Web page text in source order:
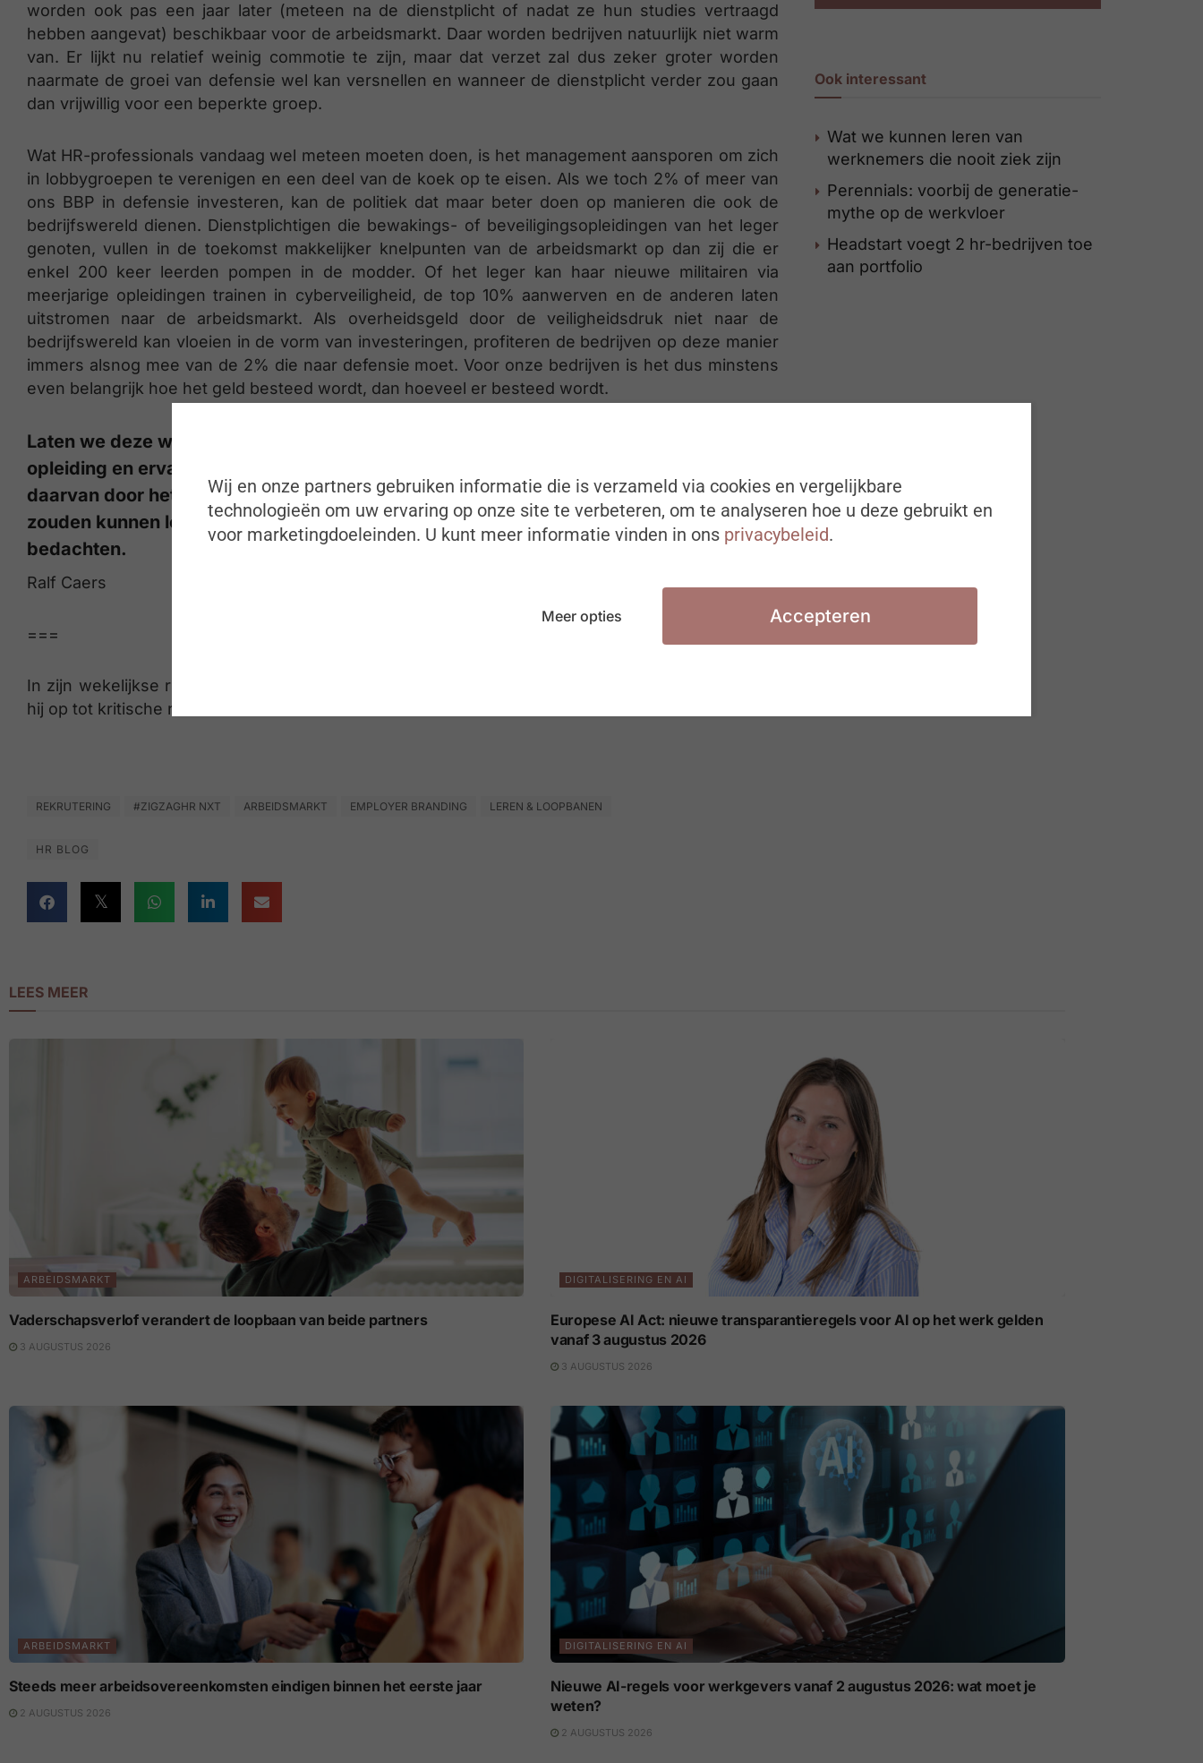
worden ook pas een jaar later (meteen na de dienstplicht of nadat ze hun studies vertraagd
hebben aangevat) beschikbaar voor de arbeidsmarkt. Daar worden bedrijven natuurlijk niet warm
van. Er lijkt nu relatief weinig commotie te zijn, maar dat verzet zal dus zeker groter worden
naarmate de groei van defensie wel kan versnellen en wanneer de dienstplicht verder zou gaan
dan vrijwillig voor een beperkte groep.
Wat HR-professionals vandaag wel meteen moeten doen, is het management aansporen om zich
in lobbygroepen te verenigen en een deel van de koek op te eisen. Als we toch 2% of meer van
ons BBP in defensie investeren, kan de politiek dat maar beter doen op manieren die ook de
bedrijfswereld dienen. Dienstplichtigen die bewakings- of beveiligingsopleidingen van het leger
genoten, vullen in de toekomst makkelijker knelpunten van de arbeidsmarkt op dan zij die er
enkel 200 keer leerden pompen in de modder. Of het leger kan haar nieuwe militairen via
meerjarige opleidingen trainen in cyberveiligheid, de top 10% aanwerven en de anderen laten
uitstromen naar de arbeidsmarkt. Als overheidsgeld door de veiligheidsdruk niet naar de
bedrijfswereld kan vloeien in de vorm van investeringen, profiteren de bedrijven op deze manier
immers alsnog mee van de 2% die naar defensie moet. Voor onze bedrijven is het dus minstens
even belangrijk hoe het geld besteed wordt, dan hoeveel er besteed wordt.
Laten we deze week dus gebruiken om eens na te denken over welke competenties,
opleiding en ervaring we vandaag moeilijk vinden op de arbeidsmarkt en welke
daarvan door het leger zouden kunnen worden aangereikt. En over hoe we daarvoor
zouden kunnen lobbyen. Misschien wordt dat nog het beste opleidingsplan dat we ooit
bedachten.
Ralf Caers
===
In zijn wekelijkse rubriek ‘Chili con Caers’ geeft Ralf Caers smaak aan de HR-actualiteit en roept
hij op tot kritische reflectie
REKRUTERING #ZIGZAGHR NXT ARBEIDSMARKT EMPLOYER BRANDING LEREN & LOOPBANEN
HR BLOG
Ook interessant
Wat we kunnen leren van
werknemers die nooit ziek zijn
Perennials: voorbij de generatie-
mythe op de werkvloer
Headstart voegt 2 hr-bedrijven toe
aan portfolio
LEES MEER
ARBEIDSMARKT
Vaderschapsverlof verandert de loopbaan van beide partners
3 AUGUSTUS 2026
DIGITALISERING EN AI
Europese AI Act: nieuwe transparantieregels voor AI op het werk gelden
vanaf 3 augustus 2026
3 AUGUSTUS 2026
ARBEIDSMARKT
Steeds meer arbeidsovereenkomsten eindigen binnen het eerste jaar
2 AUGUSTUS 2026
DIGITALISERING EN AI
Nieuwe AI-regels voor werkgevers vanaf 2 augustus 2026: wat moet je
weten?
2 AUGUSTUS 2026
Wij en onze partners gebruiken informatie die is verzameld via cookies en vergelijkbare
technologieën om uw ervaring op onze site te verbeteren, om te analyseren hoe u deze gebruikt en
voor marketingdoeleinden. U kunt meer informatie vinden in ons privacybeleid.
Meer opties Accepteren